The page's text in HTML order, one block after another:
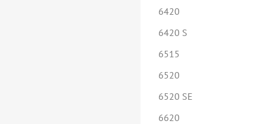
6420
6420 S
6515
6520
6520 SE
6620